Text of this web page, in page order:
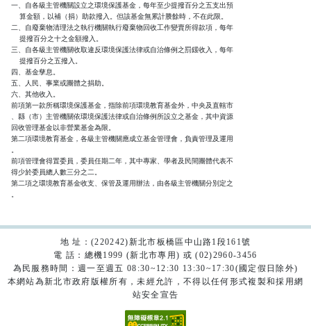
一、自各級主管機關設立之環境保護基金，每年至少提撥百分之五支出預
    算金額，以補（捐）助款撥入。但該基金無累計賸餘時，不在此限。
二、自廢棄物清理法之執行機關執行廢棄物回收工作變賣所得款項，每年
    提撥百分之十之金額撥入。
三、自各級主管機關收取違反環境保護法律或自治條例之罰鍰收入，每年
    提撥百分之五撥入。
四、基金孳息。
五、人民、事業或團體之捐助。
六、其他收入。
前項第一款所稱環境保護基金，指除前項環境教育基金外，中央及直轄市
、縣（市）主管機關依環境保護法律或自治條例所設立之基金，其中資源
回收管理基金以非營業基金為限。
第二項環境教育基金，各級主管機關應成立基金管理會，負責管理及運用
。
前項管理會得置委員，委員任期二年，其中專家、學者及民間團體代表不
得少於委員總人數三分之二。
第二項之環境教育基金收支、保管及運用辦法，由各級主管機關分別定之
。
地 址：(220242)新北市板橋區中山路1段161號
電 話：總機1999 (新北市專用) 或 (02)2960-3456
為民服務時間：週一至週五 08:30~12:30 13:30~17:30(國定假日除外)
本網站為新北市政府版權所有，未經允許，不得以任何形式複製和採用網
站安全宣告